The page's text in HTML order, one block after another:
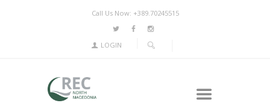
Call Us Now: +389.70245515
LOGIN